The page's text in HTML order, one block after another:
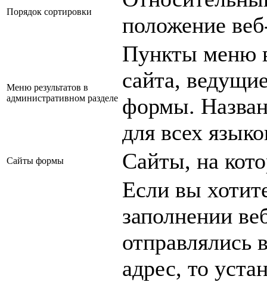
Порядок сортировки
положение
Меню результатов в
административном разделе
Пункты меню
сайта,
формы.
для всех
Сайты формы Сайты, на
Если вы
заполнении
отправлялись
адрес, то